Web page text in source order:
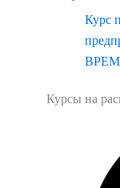
Курс
Курсы на